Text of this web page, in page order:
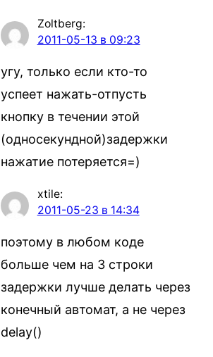
Zoltberg:
2011-05-13 в 09:23
угу, только если кто-то
успеет нажать-отпусть
кнопку в течении этой
(односекундной)задержки
нажатие потеряется=)
xtile:
2011-05-23 в 14:34
поэтому в любом коде
больше чем на 3 строки
задержки лучше делать через
конечный автомат, а не через
delay()